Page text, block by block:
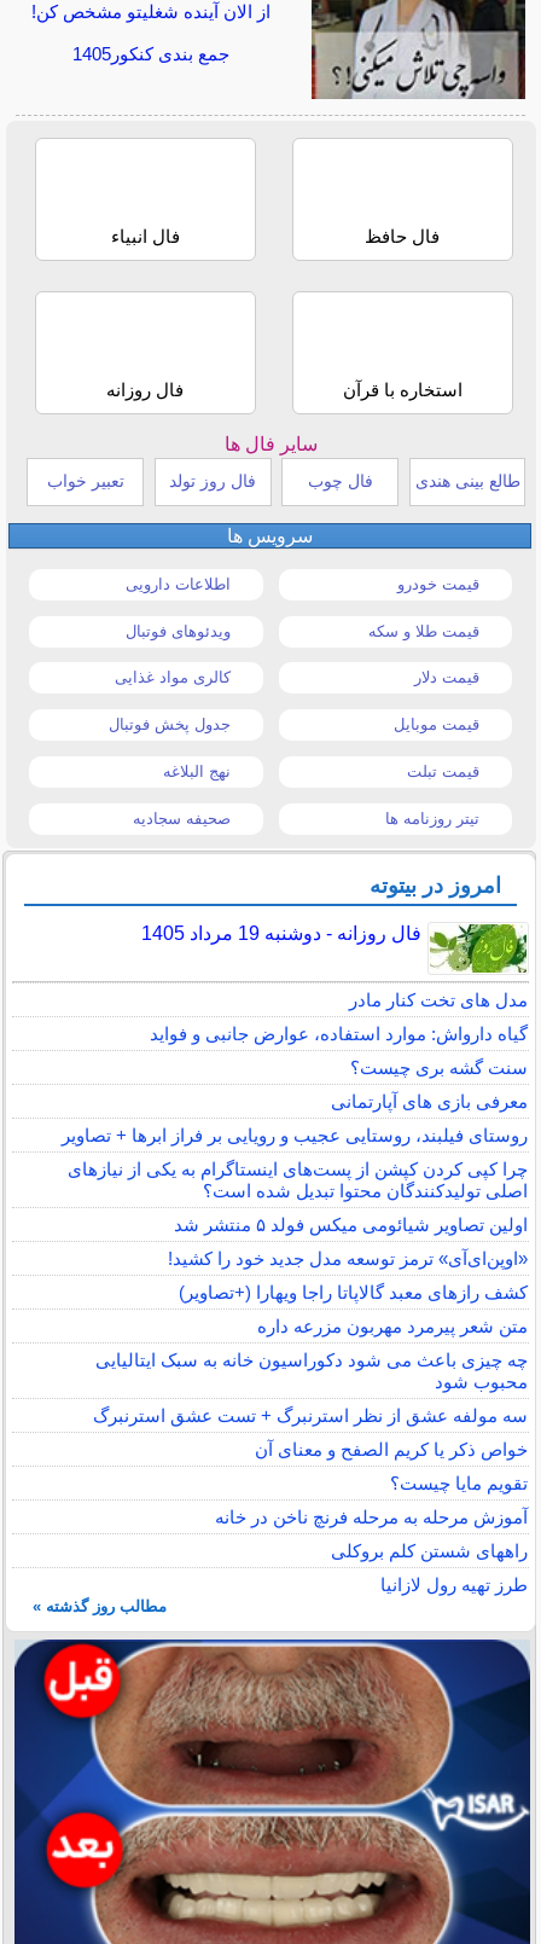
از الان آینده شغلیتو مشخص کن!
جمع بندی کنکور1405
فال حافظ فال انبیاء
استخاره با قرآن فال روزانه
سایر فال ها
طالع بینی هندی فال چوب فال روز تولد تعبیر خواب
سرویس ها
قیمت خودرو اطلاعات دارویی
قیمت طلا و سکه ویدئوهای فوتبال
قیمت دلار کالری مواد غذایی
قیمت موبایل جدول پخش فوتبال
قیمت تبلت نهج البلاغه
تیتر روزنامه ها صحیفه سجادیه
امروز در بیتوته
فال روزانه - دوشنبه 19 مرداد 1405
مدل های تخت کنار مادر
گیاه دارواش: موارد استفاده، عوارض جانبی و فواید
سنت گشه بری چیست؟
معرفی بازی های آپارتمانی
روستای فیلبند، روستایی عجیب و رویایی بر فراز ابرها + تصاویر
چرا کپی کردن کپشن از پست‌های اینستاگرام به یکی از نیازهای
اصلی تولیدکنندگان محتوا تبدیل شده است؟
اولین تصاویر شیائومی میکس فولد ۵ منتشر شد
«اوپن‌ای‌آی» ترمز توسعه مدل جدید خود را کشید!
کشف رازهای معبد گالاپاتا راجا ویهارا (+تصاویر)
متن شعر پیرمرد مهربون مزرعه داره
چه چیزی باعث می شود دکوراسیون خانه به سبک ایتالیایی
محبوب شود
سه مولفه عشق از نظر استرنبرگ + تست عشق استرنبرگ
خواص ذکر یا کریم الصفح و معنای آن
تقویم مایا چیست؟
آموزش مرحله به مرحله فرنچ ناخن در خانه
راههای شستن کلم بروکلی
طرز تهیه رول لازانیا
مطالب روز گذشته »